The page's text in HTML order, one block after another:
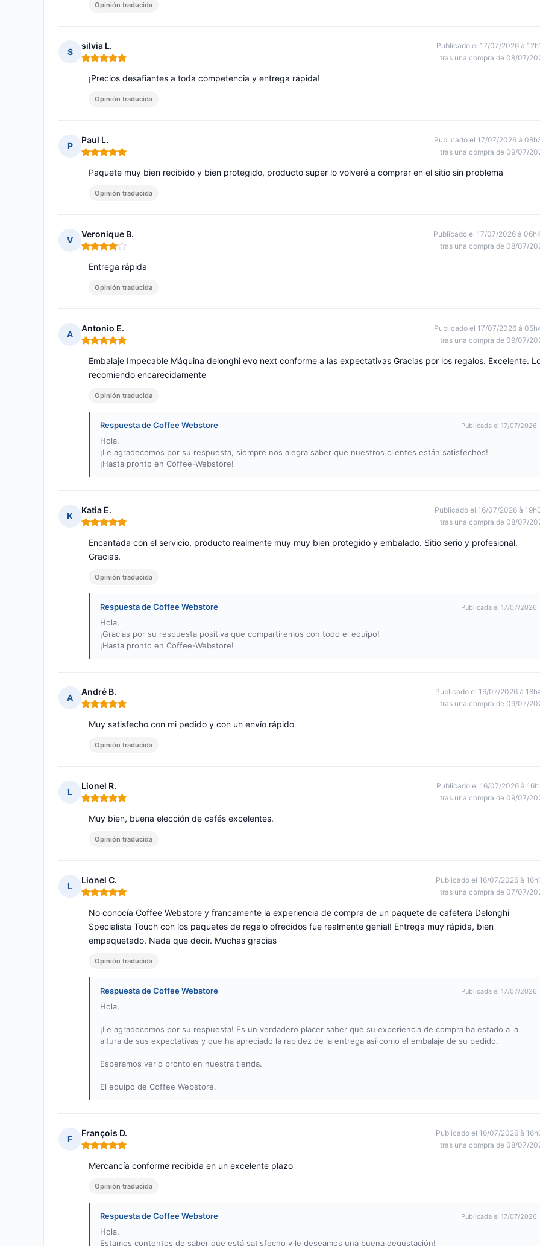
Opinión traducida
S
silvia L.
Nota: 5 de 5
Publicado el 17/07/2026 à
tras una compra de 08/07/
¡Precios desafiantes a toda competencia y entrega rápida!
Opinión traducida
P
Paul L.
Nota: 5 de 5
Publicado el 17/07/2026 à
tras una compra de 09/07/
Paquete muy bien recibido y bien protegido, producto super lo volveré a comprar en el sitio sin problema
Opinión traducida
V
Veronique B.
Nota: 4 de 5
Publicado el 17/07/2026 à
tras una compra de 08/07/
Entrega rápida
Opinión traducida
A
Antonio E.
Nota: 5 de 5
Publicado el 17/07/2026 à
tras una compra de 09/07/
Embalaje Impecable Máquina delonghi evo next conforme a las expectativas Gracias por los regalos. Excelente.
recomiendo encarecidamente
Opinión traducida
Respuesta de Coffee Webstore Publicada el 17/07/2026
Hola,
¡Le agradecemos por su respuesta, siempre nos alegra saber que nuestros clientes están satisfechos!
¡Hasta pronto en Coffee-Webstore!
K
Katia E.
Nota: 5 de 5
Publicado el 16/07/2026 à
tras una compra de 08/07/
Encantada con el servicio, producto realmente muy muy bien protegido y embalado. Sitio serio y profesional.
Gracias.
Opinión traducida
Respuesta de Coffee Webstore Publicada el 17/07/2026
Hola,
¡Gracias por su respuesta positiva que compartiremos con todo el equipo!
¡Hasta pronto en Coffee-Webstore!
A
André B.
Nota: 5 de 5
Publicado el 16/07/2026 à
tras una compra de 09/07/
Muy satisfecho con mi pedido y con un envío rápido
Opinión traducida
L
Lionel R.
Nota: 5 de 5
Publicado el 16/07/2026 à
tras una compra de 09/07/
Muy bien, buena elección de cafés excelentes.
Opinión traducida
L
Lionel C.
Nota: 5 de 5
Publicado el 16/07/2026 à
tras una compra de 07/07/
No conocía Coffee Webstore y francamente la experiencia de compra de un paquete de cafetera Delonghi
Specialista Touch con los paquetes de regalo ofrecidos fue realmente genial! Entrega muy rápida, bien
empaquetado. Nada que decir. Muchas gracias
Opinión traducida
Respuesta de Coffee Webstore Publicada el 17/07/2026
Hola,
¡Le agradecemos por su respuesta! Es un verdadero placer saber que su experiencia de compra ha estado a la
altura de sus expectativas y que ha apreciado la rapidez de la entrega así como el embalaje de su pedido.
Esperamos verlo pronto en nuestra tienda.
El equipo de Coffee Webstore.
F
François D.
Nota: 5 de 5
Publicado el 16/07/2026 à
tras una compra de 08/07/
Mercancía conforme recibida en un excelente plazo
Opinión traducida
Respuesta de Coffee Webstore Publicada el 17/07/2026
Hola,
Estamos contentos de saber que está satisfecho y le deseamos una buena degustación!